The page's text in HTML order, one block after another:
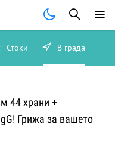
Стоки В града
44 храни +
Грижа за вашето